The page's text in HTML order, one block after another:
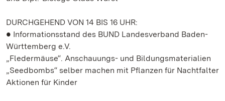
DURCHGEHEND VON 14 BIS 16 UHR:
● Informationsstand des BUND Landesverband Baden-
Württemberg e.V.
„Fledermäuse“. Anschauungs- und Bildungsmaterialien
„Seedbombs“ selber machen mit Pflanzen für Nachtfalter
Aktionen für Kinder